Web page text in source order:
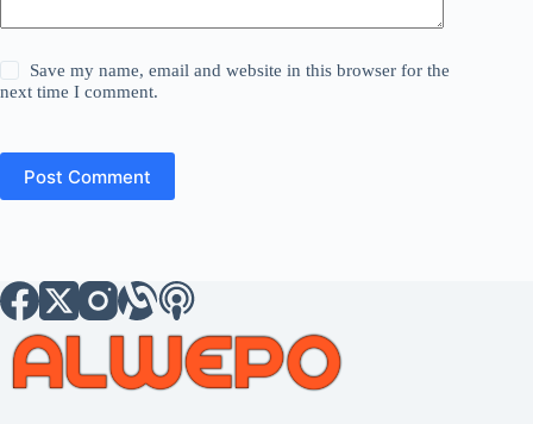
Save my name, email and website in this browser for the
next time I comment.
Post Comment